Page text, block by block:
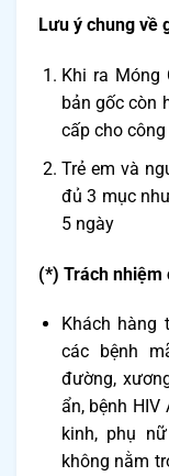
Lưu ý chung về
Khi ra Móng
bản gốc còn
cấp cho công
Trẻ em và
đủ 3 mục
5 ngày
(*) Trách nhiệm
Khách hàng
các bệnh
đường,
ẩn, bệnh HIV
kinh, phụ
không nằm